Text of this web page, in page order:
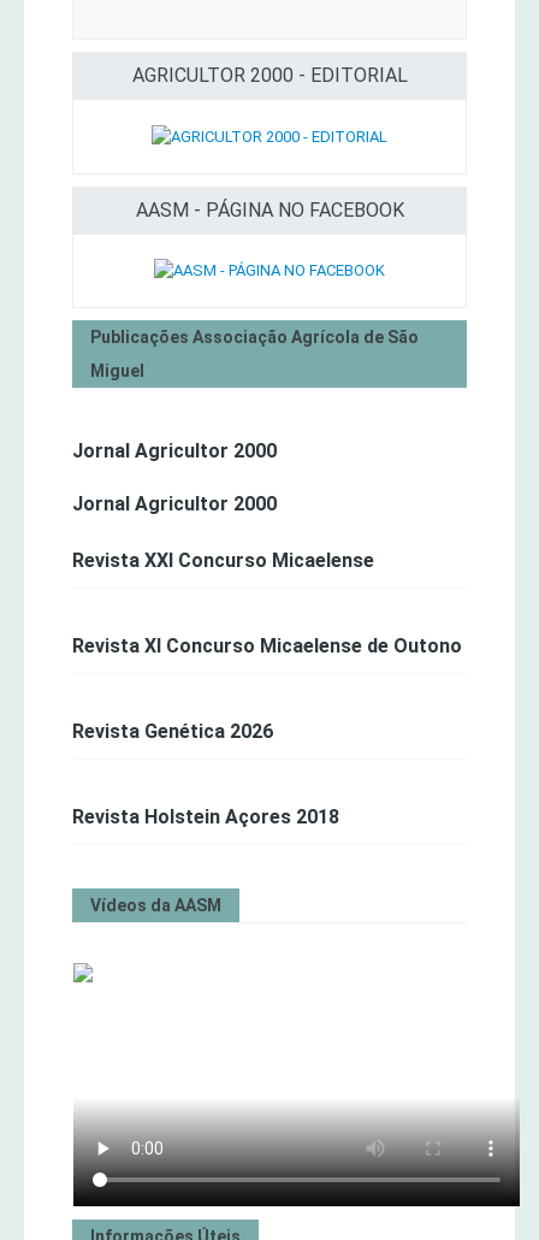
AGRICULTOR 2000 - EDITORIAL
AASM - PÁGINA NO FACEBOOK
Publicações Associação Agrícola de São
Miguel
Jornal Agricultor 2000
Jornal Agricultor 2000
Revista XXI Concurso Micaelense
Revista XI Concurso Micaelense de Outono
Revista Genética 2026
Revista Holstein Açores 2018
Vídeos da AASM